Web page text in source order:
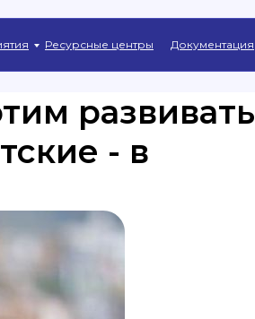
Документация
Ресурсные центры
развивать
- в